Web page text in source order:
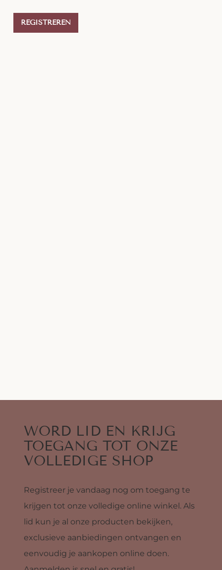
REGISTREREN
WORD LID EN KRIJG
TOEGANG TOT ONZE
VOLLEDIGE SHOP
Registreer je vandaag nog om toegang te
krijgen tot onze volledige online winkel. Als
lid kun je al onze producten bekijken,
exclusieve aanbiedingen ontvangen en
eenvoudig je aankopen online doen.